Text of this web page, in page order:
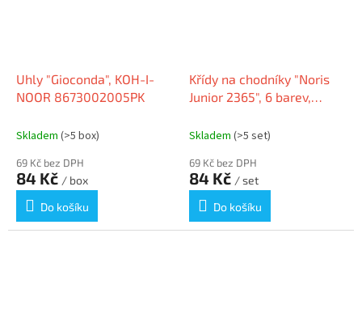
Uhly "Gioconda", KOH-I-
NOOR 8673002005PK
Skladem (>5 box)
69 Kč bez DPH
84 Kč / box
Do košíku
Křídy na chodníky "Noris
Junior 2365", 6 barev,
STAEDTLER 2365 C6 L1
Skladem (>5 set)
69 Kč bez DPH
84 Kč / set
Do košíku